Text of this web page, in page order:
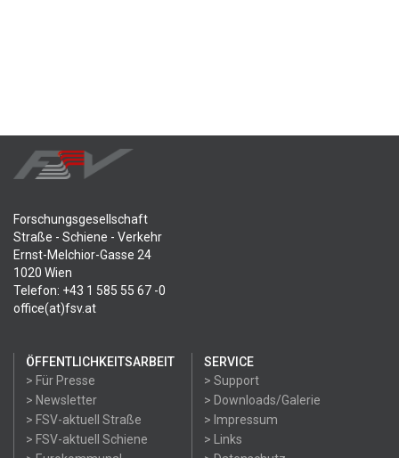
Forschungsgesellschaft
Straße - Schiene - Verkehr
Ernst-Melchior-Gasse 24
1020 Wien
Telefon: +43 1 585 55 67 -0
office(at)fsv.at
ÖFFENTLICHKEITSARBEIT
> Für Presse
> Newsletter
> FSV-aktuell Straße
> FSV-aktuell Schiene
SERVICE
> Support
> Downloads/Galerie
> Impressum
> Links